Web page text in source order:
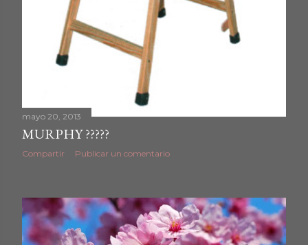
mayo 20, 2013
MURPHY ?????
Compartir Publicar un comentario